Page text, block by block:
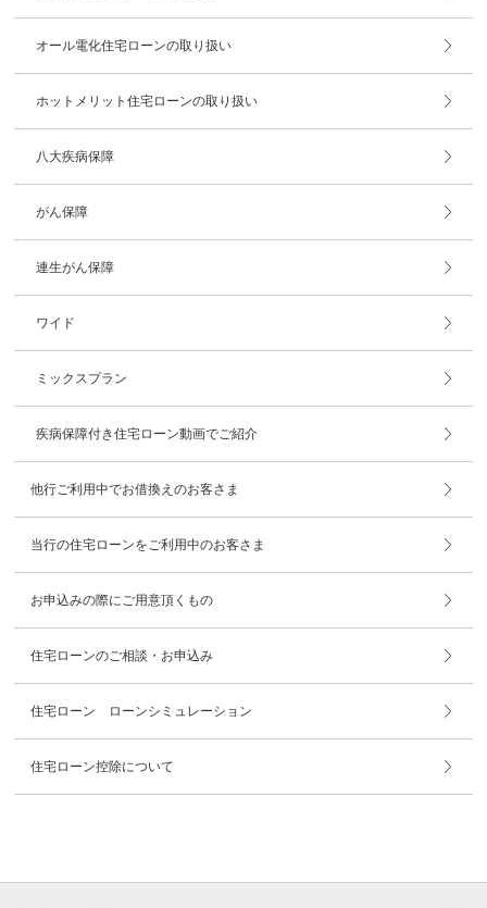
オール電化住宅ローンの取り扱い
ホットメリット住宅ローンの取り扱い
八大疾病保障
がん保障
連生がん保障
ワイド
ミックスプラン
疾病保障付き住宅ローン動画でご紹介
他行ご利用中でお借換えのお客さま
当行の住宅ローンをご利用中のお客さま
お申込みの際にご用意頂くもの
住宅ローンのご相談・お申込み
住宅ローン ローンシミュレーション
住宅ローン控除について